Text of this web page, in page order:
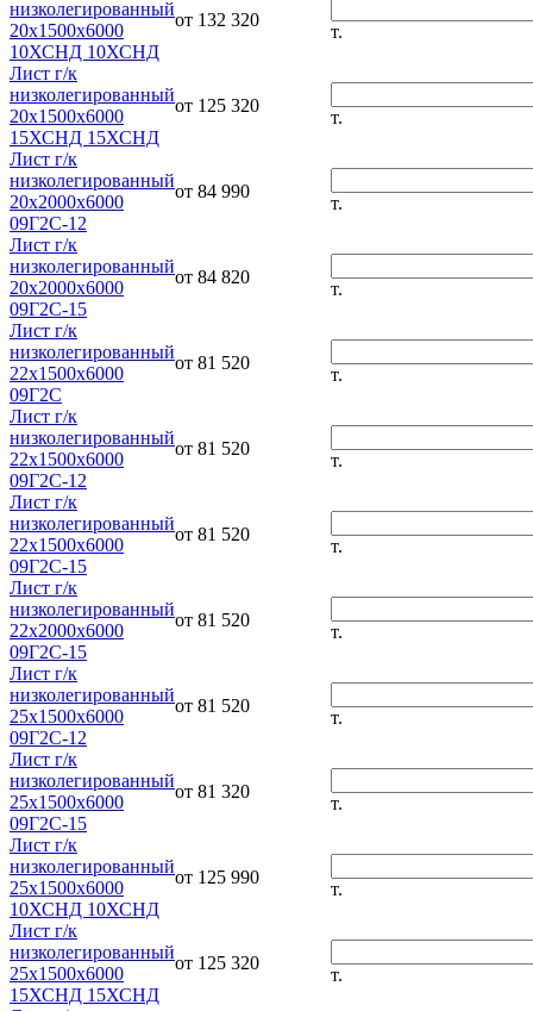
низколегированный
20х1500х6000
10ХСНД 10ХСНД
от 132 320
т.
Лист г/к
низколегированный
20х1500х6000
15ХСНД 15ХСНД
от 125 320
т.
Лист г/к
низколегированный
20х2000х6000
09Г2С-12
от 84 990
т.
Лист г/к
низколегированный
20х2000х6000
09Г2С-15
от 84 820
т.
Лист г/к
низколегированный
22х1500х6000
09Г2С
от 81 520
т.
Лист г/к
низколегированный
22х1500х6000
09Г2С-12
от 81 520
т.
Лист г/к
низколегированный
22х1500х6000
09Г2С-15
от 81 520
т.
Лист г/к
низколегированный
22х2000х6000
09Г2С-15
от 81 520
т.
Лист г/к
низколегированный
25х1500х6000
09Г2С-12
от 81 520
т.
Лист г/к
низколегированный
25х1500х6000
09Г2С-15
от 81 320
т.
Лист г/к
низколегированный
25х1500х6000
10ХСНД 10ХСНД
от 125 990
т.
Лист г/к
низколегированный
25х1500х6000
15ХСНД 15ХСНД
от 125 320
т.